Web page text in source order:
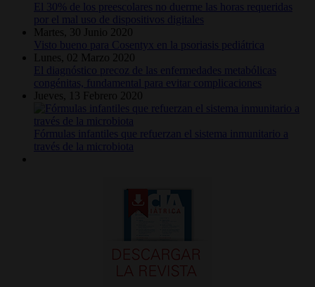
El 30% de los preescolares no duerme las horas requeridas
por el mal uso de dispositivos digitales
Martes, 30 Junio 2020
Visto bueno para Cosentyx en la psoriasis pediátrica
Lunes, 02 Marzo 2020
El diagnóstico precoz de las enfermedades metabólicas
congénitas, fundamental para evitar complicaciones
Jueves, 13 Febrero 2020
Fórmulas infantiles que refuerzan el sistema inmunitario a
través de la microbiota